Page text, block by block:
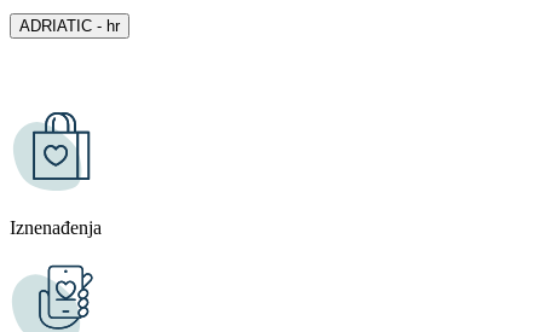
ADRIATIC - hr
Iznenađenja